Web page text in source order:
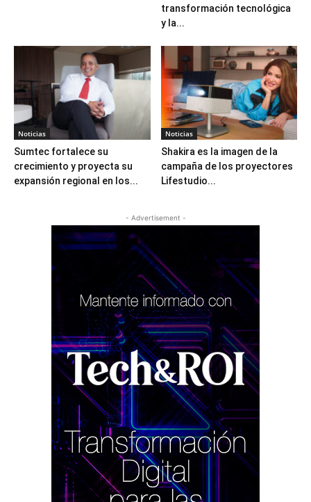
transformación tecnológica
y la...
Noticias
Sumtec fortalece su
crecimiento y proyecta su
expansión regional en los...
Noticias
Shakira es la imagen de la
campaña de los proyectores
Lifestudio...
- Advertisement -